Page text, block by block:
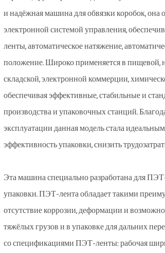
и надёжная машина для обвязки коробок,
электронной системой управления,
ленты, автоматическое натяжение,
положение. Широко применяется в пищевой,
складской, электронной коммерции,
обеспечивая эффективные, стабильные и
производства и упаковочных станций.
эксплуатации данная модель стала
эффективность упаковки, снизить
Эта машина специально разработана для
упаковки. ПЭТ-лента обладает такими
отсутствие коррозии, деформации и
тяжёлых грузов и в упаковке для дальних
со спецификациями ПЭТ-ленты: рабочая